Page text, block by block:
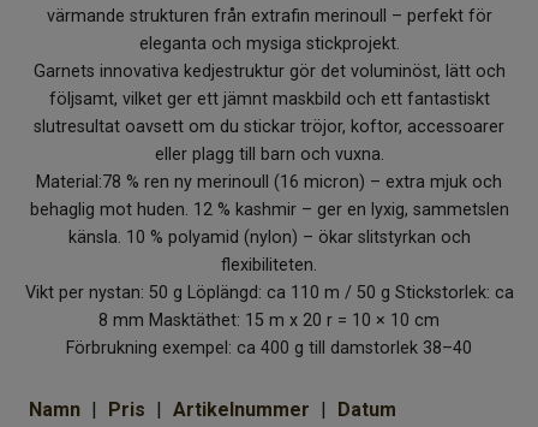
Kakiskolan
Om Kaki
värmande strukturen från extrafin merinoull – perfekt för
eleganta och mysiga stickprojekt.
Garnets innovativa kedjestruktur gör det voluminöst, lätt och
följsamt, vilket ger ett jämnt maskbild och ett fantastiskt
slutresultat oavsett om du stickar tröjor, koftor, accessoarer
eller plagg till barn och vuxna.
Material:78 % ren ny merinoull (16 micron) – extra mjuk och
behaglig mot huden. 12 % kashmir – ger en lyxig, sammetslen
känsla. 10 % polyamid (nylon) – ökar slitstyrkan och
flexibiliteten.
Vikt per nystan: 50 g Löplängd: ca 110 m / 50 g Stickstorlek: ca
8 mm Masktäthet: 15 m x 20 r = 10 × 10 cm
Förbrukning exempel: ca 400 g till damstorlek 38–40
Namn Pris Artikelnummer
Datum